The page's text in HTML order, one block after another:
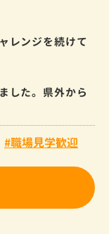
レンジを続けて
した。県外から
職場見学歓迎